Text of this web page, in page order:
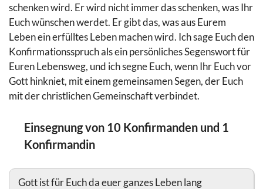
schenken wird. Er wird nicht immer das schenken, was Ihr
Euch wünschen werdet. Er gibt das, was aus Eurem
Leben ein erfülltes Leben machen wird. Ich sage Euch den
Konfirmationsspruch als ein persönliches Segenswort für
Euren Lebensweg, und ich segne Euch, wenn Ihr Euch vor
Gott hinkniet, mit einem gemeinsamen Segen, der Euch
mit der christlichen Gemeinschaft verbindet.
Einsegnung von 10 Konfirmanden und 1
Konfirmandin
Gott ist für Euch da euer ganzes Leben lang